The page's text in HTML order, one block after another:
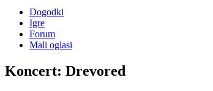
Dogodki
Igre
Forum
Mali oglasi
Koncert: Drevored